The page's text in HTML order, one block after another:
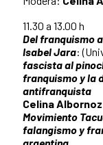
11.30 a 13.00 h
Del franquismo
Isabel Jara:
fascista al
franquismo y la
antifranquista
Celina
Movimiento
falangismo y